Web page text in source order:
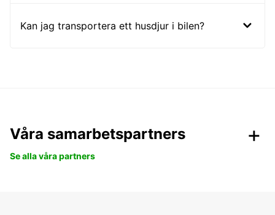
Kan jag transportera ett husdjur i bilen?
Våra samarbetspartners
Se alla våra partners